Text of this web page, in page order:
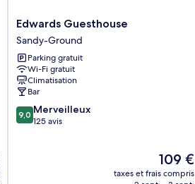
Edwards
Guesthouse
Sandy-
Ground
Edwards Guesthouse
Sandy-Ground
Parking gratuit
Wi-Fi gratuit
Climatisation
Bar
9.0
sur
9,0 Merveilleux
125 avis
Le
nouveau
109 €
taxes et frais compris